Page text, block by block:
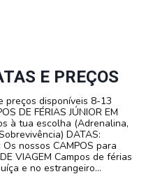
E PREÇOS
preços disponíveis 8-13
DE FÉRIAS JÚNIOR EM
à tua escolha (Adrenalina,
DATAS:
nossos CAMPOS para
VIAGEM Campos de férias
e no estrangeiro...